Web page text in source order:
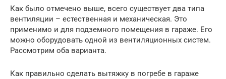
Как было отмечено выше, всего существует два типа
вентиляции – естественная и механическая. Это
применимо и для подземного помещения в гараже. Его
можно оборудовать одной из вентиляционных систем.
Рассмотрим оба варианта.
Как правильно сделать вытяжку в погребе в гараже